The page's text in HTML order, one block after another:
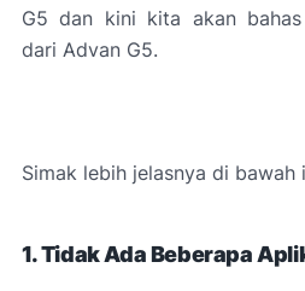
G5 dan kini kita akan bahas
dari Advan G5.
Simak lebih jelasnya di bawah
1. Tidak Ada Beberapa